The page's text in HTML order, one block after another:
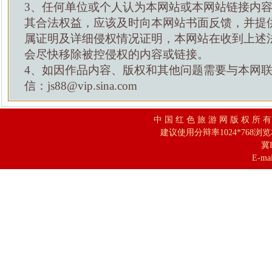
3、任何单位或个人认为本网站或本网站链接内
其合法权益，应该及时向本网站书面反馈，并提
属证明及详细侵权情况证明，本网站在收到上述
会尽快移除被控侵权的内容或链接。
4、如因作品内容、版权和其他问题需要与本网
信：js88@vip.sina.com
中 国 红 色 旅 游 网 版 权 所
建议使用分辩率1024*768浏
冀
E-